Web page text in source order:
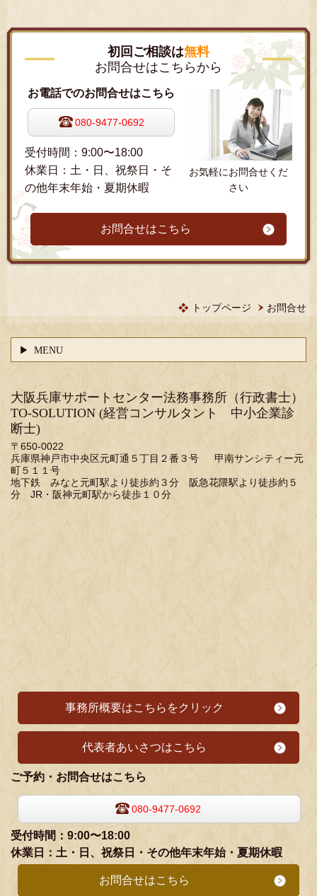
初回ご相談は無料
お問合せはこちらから
お気軽にお問合せくだ
さい
お電話でのお問合せはこちら
080-9477-0692
受付時間：9:00〜18:00
休業日：土・日、祝祭日・そ
の他年末年始・夏期休暇
お問合せはこちら
トップページ お問合せ
MENU
大阪兵庫サポートセンター法務事務所（行政書士）
TO-SOLUTION (経営コンサルタント 中小企業診
断士)
〒650-0022
兵庫県神戸市中央区元町通５丁目２番３号 甲南サンシティー元
町５１１号
地下鉄 みなと元町駅より徒歩約３分 阪急花隈駅より徒歩約５
分 JR・阪神元町駅から徒歩１０分
事務所概要はこちらをクリック
代表者あいさつはこちら
ご予約・お問合せはこちら
080-9477-0692
受付時間：9:00〜18:00
休業日： 土・日、祝祭日・その他年末年始・夏期休暇
お問合せはこちら